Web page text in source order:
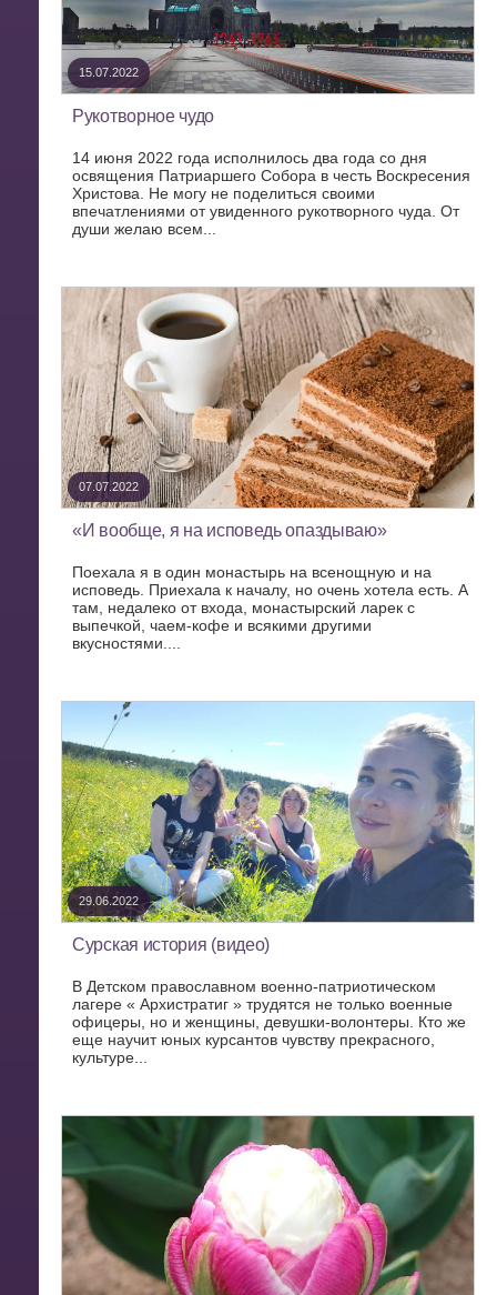
15.07.2022
Рукотворное чудо
14 июня 2022 года исполнилось два года со дня
освящения Патриаршего Собора в честь Воскресения
Христова. Не могу не поделиться своими
впечатлениями от увиденного рукотворного чуда. От
души желаю всем...
07.07.2022
«И вообще, я на исповедь опаздываю»
Поехала я в один монастырь на всенощную и на
исповедь. Приехала к началу, но очень хотела есть. А
там, недалеко от входа, монастырский ларек с
выпечкой, чаем-кофе и всякими другими
вкусностями....
29.06.2022
Сурская история (видео)
В Детском православном военно-патриотическом
лагере « Архистратиг » трудятся не только военные
офицеры, но и женщины, девушки-волонтеры. Кто же
еще научит юных курсантов чувству прекрасного,
культуре...